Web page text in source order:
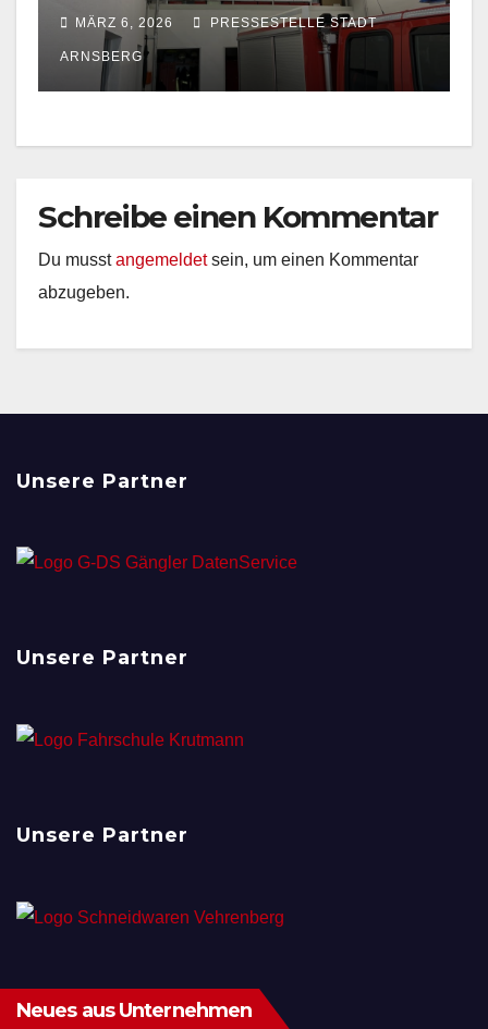
MÄRZ 6, 2026 PRESSESTELLE STADT
ARNSBERG
Schreibe einen Kommentar
Du musstangemeldetsein, um einen Kommentar
abzugeben.
Unsere Partner
Unsere Partner
Unsere Partner
Neues aus Unternehmen